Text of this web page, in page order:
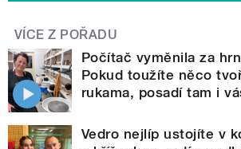
VÍCE Z POŘADU
Počítač vyměnila za
Pokud toužíte něco
rukama, posadí tam i
Vedro nejlíp ustojíte v